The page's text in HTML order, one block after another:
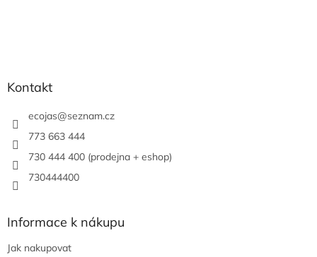
Kontakt
ecojas@seznam.cz
773 663 444
730 444 400 (prodejna + eshop)
730444400
Informace k nákupu
Jak nakupovat